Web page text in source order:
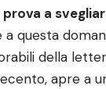
prova a
a questa
della
apre a